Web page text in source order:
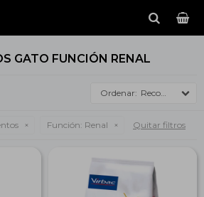
GATO FUNCIÓN RENAL
Recomendados
Función: Renal Quitar filtros